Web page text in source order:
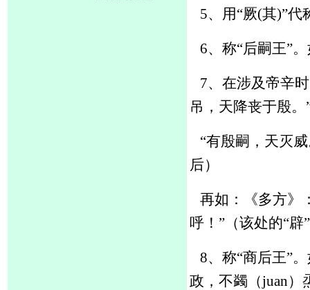
5、用“厥(其)”代
6、称“后嗣王”
7、在涉及帝辛
吊，天降丧于殷
“有殷嗣，天灭
后）
再如：《多方》
呼！”（该处的“辟
8、 称“商后王”
政，不蠲（juan）